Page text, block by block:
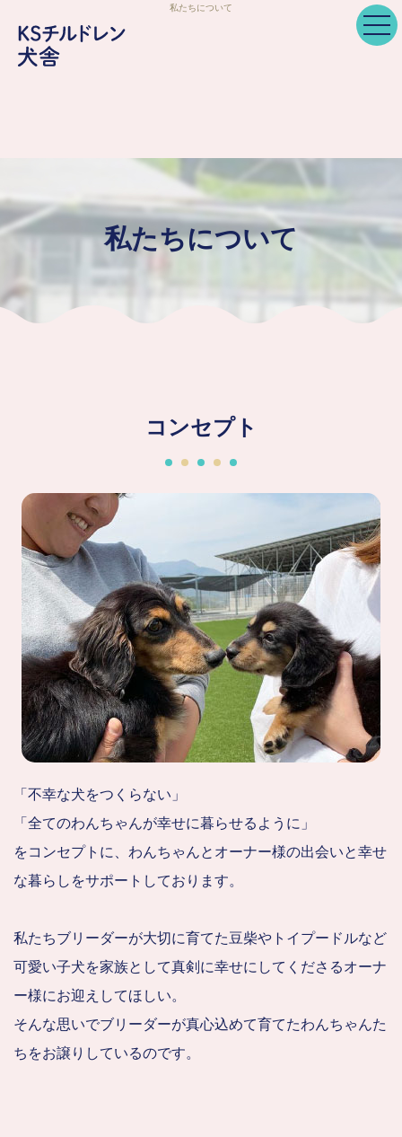
私たちについて
私たちについて
コンセプト
「不幸な犬をつくらない」
「全てのわんちゃんが幸せに暮らせるように」
をコンセプトに、わんちゃんとオーナー様の出会いと幸せ
な暮らしをサポートしております。
私たちブリーダーが大切に育てた豆柴やトイプードルなど
可愛い子犬を家族として真剣に幸せにしてくださるオーナ
ー様にお迎えしてほしい。
そんな思いでブリーダーが真心込めて育てたわんちゃんた
ちをお譲りしているのです。